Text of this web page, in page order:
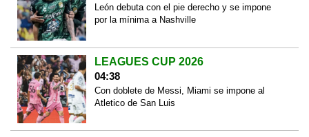
León debuta con el pie derecho y se impone
por la mínima a Nashville
LEAGUES CUP 2026
04:38
Con doblete de Messi, Miami se impone al
Atletico de San Luis